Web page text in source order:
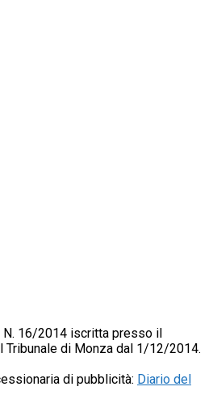
16/2014 iscritta presso il
Tribunale di Monza dal 1/12/2014.
di pubblicità: Diario del